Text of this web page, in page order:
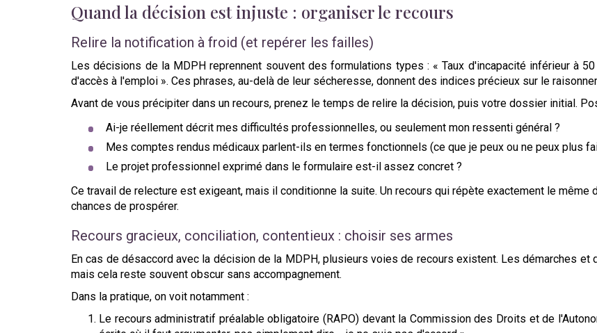
Quand la décision est injuste : organiser le recours
Relire la notification à froid (et repérer les failles)
Les décisions de la MDPH reprennent souvent des formulations types : « Taux d'incapacité inférieur à
d'accès à l'emploi ». Ces phrases, au-delà de leur sécheresse, donnent des indices précieux sur le
Avant de vous précipiter dans un recours, prenez le temps de relire la décision, puis votre dossier initial.
Ai-je réellement décrit mes difficultés professionnelles, ou seulement mon ressenti général ?
Mes comptes rendus médicaux parlent-ils en termes fonctionnels (ce que je peux ou ne peux plus
Le projet professionnel exprimé dans le formulaire est-il assez concret ?
Ce travail de relecture est exigeant, mais il conditionne la suite. Un recours qui répète exactement le
chances de prospérer.
Recours gracieux, conciliation, contentieux : choisir ses armes
En cas de désaccord avec la décision de la MDPH, plusieurs voies de recours existent. Les démarches
mais cela reste souvent obscur sans accompagnement.
Dans la pratique, on voit notamment :
Le recours administratif préalable obligatoire (RAPO) devant la Commission des Droits et de